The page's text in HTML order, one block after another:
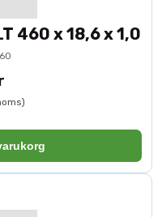
460 x 18,6 x 1,0